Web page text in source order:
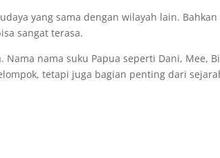
yang sama dengan wilayah lain. Bahkan
sangat terasa.
nama suku Papua seperti Dani, Mee,
tetapi juga bagian penting dari